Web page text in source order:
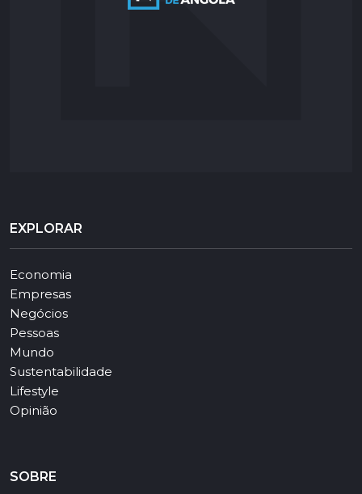
EXPLORAR
Economia
Empresas
Negócios
Pessoas
Mundo
Sustentabilidade
Lifestyle
Opinião
SOBRE